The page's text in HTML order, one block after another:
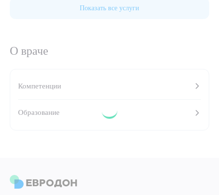
Показать все услуги
О враче
Компетенции
Образование
Выберите сопутствующую услугу